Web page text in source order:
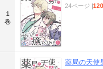
1
巻
24ページ
薬局の天使